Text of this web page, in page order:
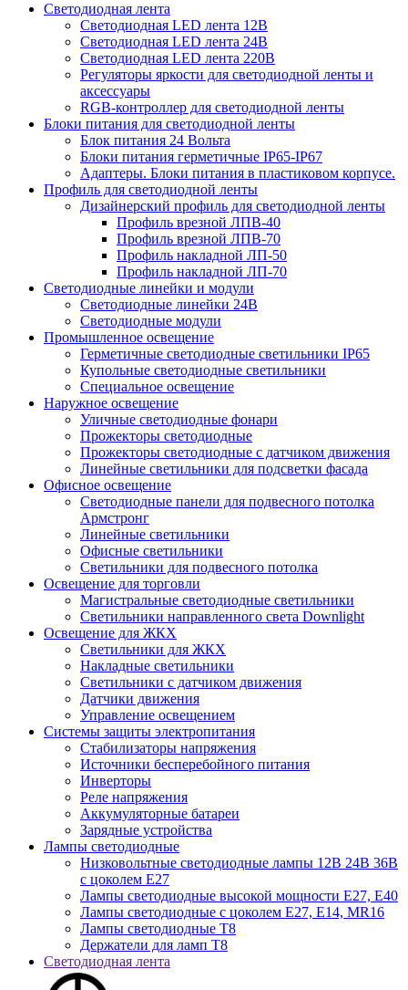
Светодиодная лента
Светодиодная LED лента 12В
Светодиодная LED лента 24В
Светодиодная LED лента 220В
Регуляторы яркости для светодиодной ленты и
аксессуары
RGB-контроллер для светодиодной ленты
Блоки питания для светодиодной ленты
Блок питания 24 Вольта
Блоки питания герметичные IP65-IP67
Адаптеры. Блоки питания в пластиковом корпусе.
Профиль для светодиодной ленты
Дизайнерский профиль для светодиодной ленты
Профиль врезной ЛПВ-40
Профиль врезной ЛПВ-70
Профиль накладной ЛП-50
Профиль накладной ЛП-70
Светодиодные линейки и модули
Светодиодные линейки 24В
Светодиодные модули
Промышленное освещение
Герметичные светодиодные светильники IP65
Купольные светодиодные светильники
Специальное освещение
Наружное освещение
Уличные светодиодные фонари
Прожекторы светодиодные
Прожекторы светодиодные с датчиком движения
Линейные светильники для подсветки фасада
Офисное освещение
Cветодиодные панели для подвесного потолка
Армстронг
Линейные светильники
Офисные светильники
Светильники для подвесного потолка
Освещение для торговли
Магистральные светодиодные светильники
Светильники направленного света Downlight
Освещение для ЖКХ
Светильники для ЖКХ
Накладные светильники
Светильники с датчиком движения
Датчики движения
Управление освещением
Системы защиты электропитания
Стабилизаторы напряжения
Источники бесперебойного питания
Инверторы
Реле напряжения
Аккумуляторные батареи
Зарядные устройства
Лампы светодиодные
Низковольтные светодиодные лампы 12В 24В 36В
с цоколем Е27
Лампы светодиодные высокой мощности Е27, Е40
Лампы светодиодные с цоколем Е27, Е14, MR16
Лампы светодиодные Т8
Держатели для ламп T8
Светодиодная лента